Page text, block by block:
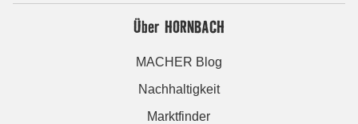
Über HORNBACH
MACHER Blog
Nachhaltigkeit
Marktfinder